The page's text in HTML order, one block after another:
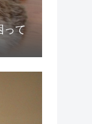
って